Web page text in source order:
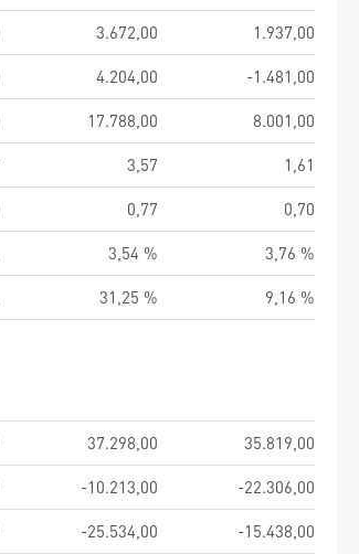
3.672,00
1.937,00
4.204,00
-1.481,00
17.788,00
8.001,00
3,57
1,61
0,77
0,70
3,54 %
3,76 %
31,25 % 9,16 %
37.298,00
35.819,00
-10.213,00
-22.306,00
-25.534,00 -15.438,00